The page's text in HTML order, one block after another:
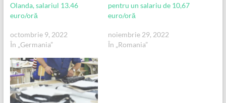
Olanda, salariul 13.46
euro/oră
octombrie 9, 2022
În „Germania”
pentru un salariu de 10,67
euro/oră
noiembrie 29, 2022
În „Romania”